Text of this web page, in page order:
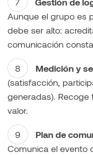
Aunque el grupo es
debe ser alto:
comunicación
Medición y
(satisfacción,
generadas).
valor.
Plan de
Comunica el evento